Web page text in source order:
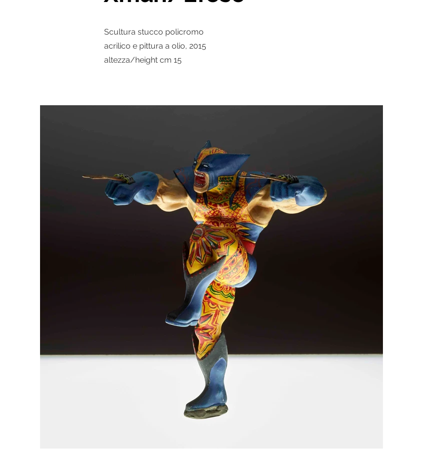
Scultura stucco policromo
acrilico e pittura a olio, 2015
altezza/height cm 15